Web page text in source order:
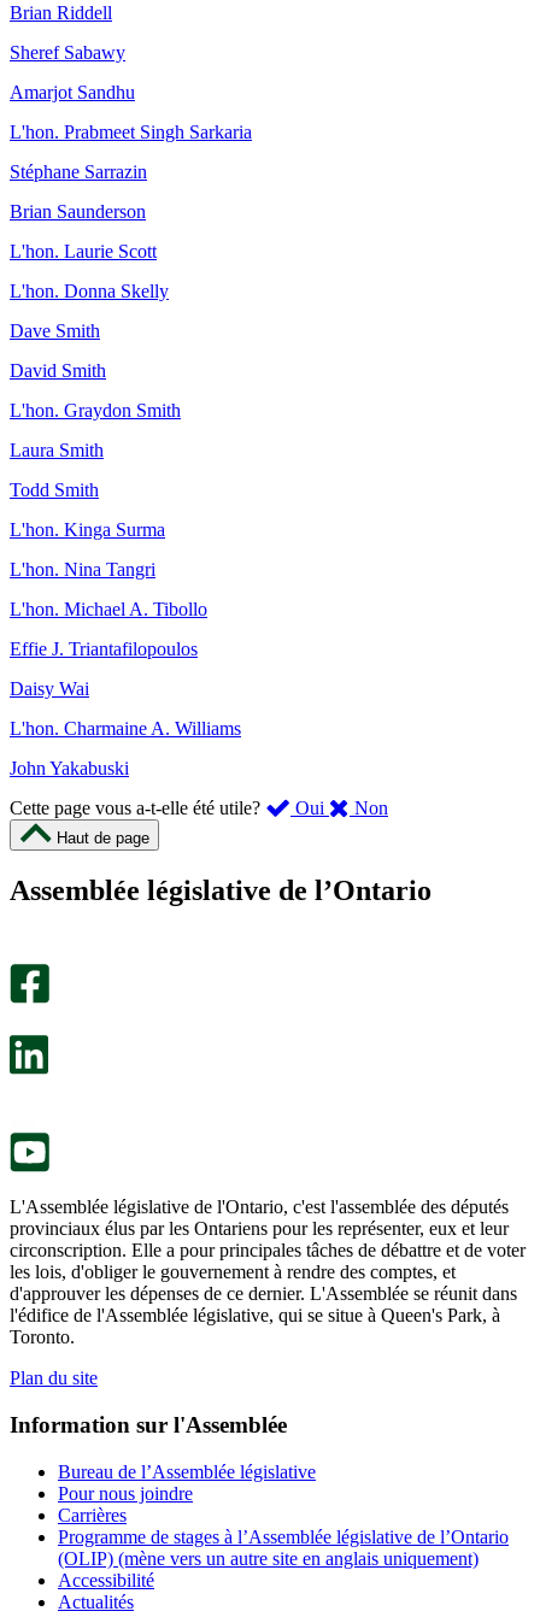
Brian Riddell
Sheref Sabawy
Amarjot Sandhu
L'hon. Prabmeet Singh Sarkaria
Stéphane Sarrazin
Brian Saunderson
L'hon. Laurie Scott
L'hon. Donna Skelly
Dave Smith
David Smith
L'hon. Graydon Smith
Laura Smith
Todd Smith
L'hon. Kinga Surma
L'hon. Nina Tangri
L'hon. Michael A. Tibollo
Effie J. Triantafilopoulos
Daisy Wai
L'hon. Charmaine A. Williams
John Yakabuski
Cette page vous a-t-elle été utile?
Oui ,
été
Non
m’a
Haut de page
Assemblée législative de l’Ontario
L'Assemblée législative de l'Ontario, c'est l'assemblée des députés
provinciaux élus par les Ontariens pour les représenter, eux et leur
circonscription. Elle a pour principales tâches de débattre et de voter
les lois, d'obliger le gouvernement à rendre des comptes, et
d'approuver les dépenses de ce dernier. L'Assemblée se réunit dans
l'édifice de l'Assemblée législative, qui se situe à Queen's Park, à
Toronto.
Plan du site
Information sur l'Assemblée
Bureau de l’Assemblée législative
Pour nous joindre
Carrières
Programme de stages à l’Assemblée législative de l’Ontario
(OLIP) (mène vers un autre site en anglais uniquement)
Accessibilité
Actualités